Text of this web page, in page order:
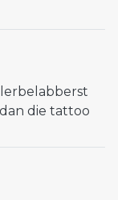
die tattoo